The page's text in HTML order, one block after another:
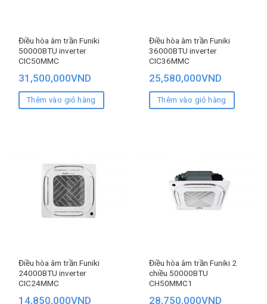
Điều hòa âm trần Funiki
50000BTU inverter
CIC50MMC
31,500,000VND
Thêm vào giỏ hàng
Điều hòa âm trần Funiki
36000BTU inverter
CIC36MMC
25,580,000VND
Thêm vào giỏ hàng
Điều hòa âm trần Funiki
24000BTU inverter
CIC24MMC
14,850,000VND
Điều hòa âm trần Funiki 2
chiều 50000BTU
CH50MMC1
28,750,000VND